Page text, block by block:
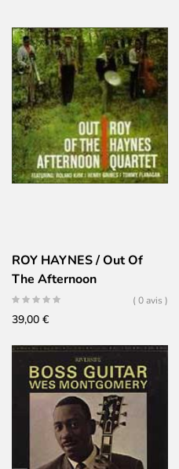
ROY HAYNES / Out Of
The Afternoon
( 0 avis )
39,00 €